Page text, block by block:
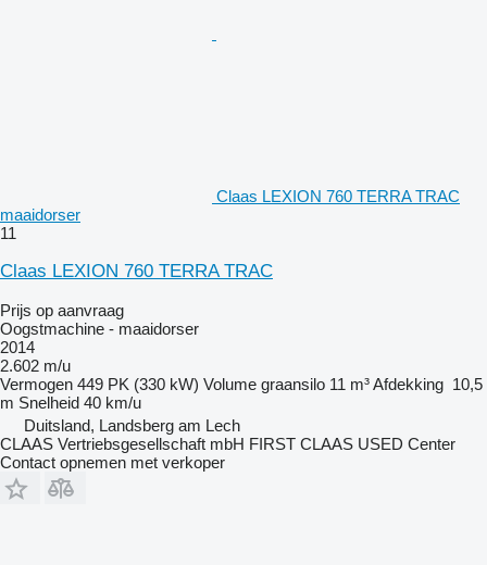
Claas LEXION 760 TERRA TRAC
maaidorser
11
Claas LEXION 760 TERRA TRAC
Prijs op aanvraag
Oogstmachine - maaidorser
2014
2.602 m/u
Vermogen 449 PK (330 kW) Volume graansilo 11 m³Afdekking 10,5
m Snelheid 40 km/u
Duitsland, Landsberg am Lech
CLAAS Vertriebsgesellschaft mbH FIRST CLAAS USED Center
Contact opnemen met verkoper